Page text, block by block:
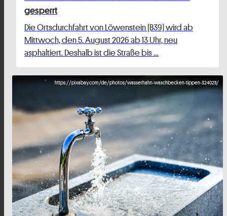
gesperrt
Die Ortsdurchfahrt von Löwenstein (B39) wird ab
Mittwoch, den 5. August 2026 ab 13 Uhr, neu
asphaltiert. Deshalb ist die Straße bis …
https://pixabay.com/de/photos/wasserhahn-waschbecken-tippen-3240211/